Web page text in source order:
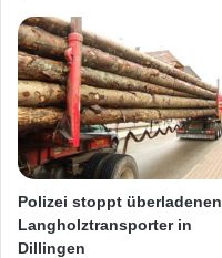
Polizei stoppt überladenen
Langholztransporter in
Dillingen